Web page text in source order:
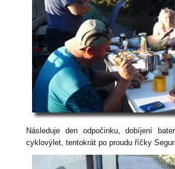
Následuje den odpočinku, dobíjení
cyklovýlet, tentokrát po proudu říčky